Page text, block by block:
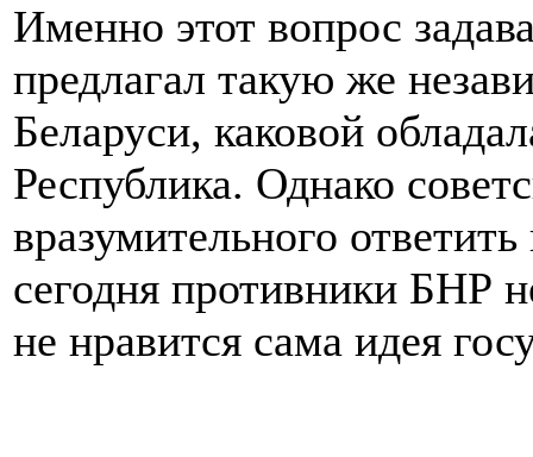
Именно этот вопрос
предлагал такую же
Беларуси, каковой
Республика. Однако
вразумительного
сегодня противники БНР
не нравится сама идея